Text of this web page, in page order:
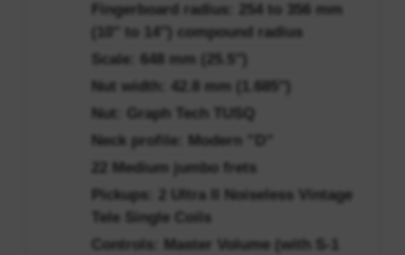
Fingerboard radius: 254 to 356 mm
(10″ to 14″) compound radius
Scale: 648 mm (25.5″)
Nut width: 42.8 mm (1.685″)
Nut: Graph Tech TUSQ
Neck profile: Modern ”D”
22 Medium jumbo frets
Pickups: 2 Ultra II Noiseless Vintage
Tele Single Coils
Controls: Master Volume (with S-1